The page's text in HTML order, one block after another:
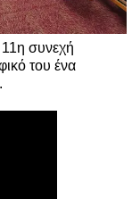
11η συνεχή
του ένα